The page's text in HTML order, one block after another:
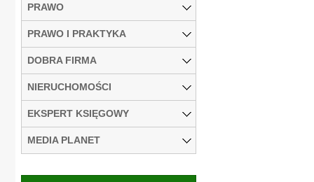
PRAWO
PRAWO I PRAKTYKA
DOBRA FIRMA
NIERUCHOMOŚCI
EKSPERT KSIĘGOWY
MEDIA PLANET